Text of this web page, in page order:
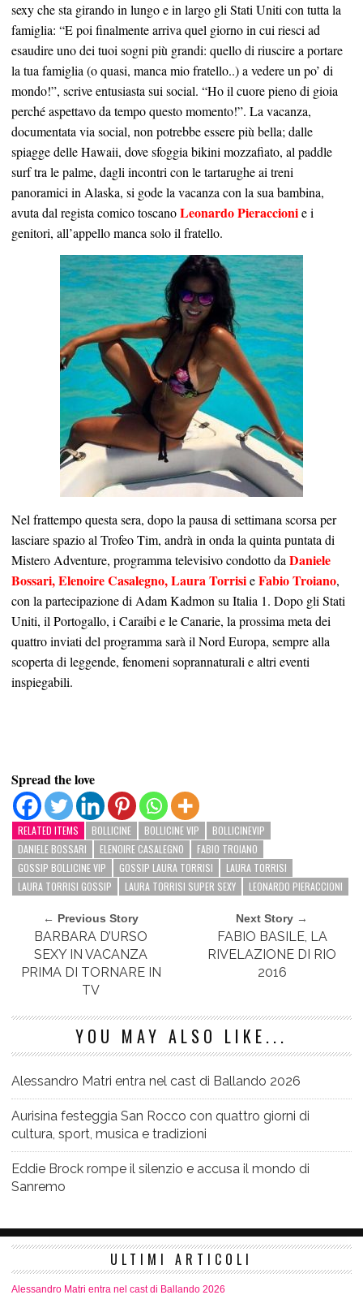
sexy che sta girando in lungo e in largo gli Stati Uniti con tutta la
famiglia: “E poi finalmente arriva quel giorno in cui riesci ad
esaudire uno dei tuoi sogni più grandi: quello di riuscire a portare
la tua famiglia (o quasi, manca mio fratello..) a vedere un po’ di
mondo!”, scrive entusiasta sui social. “Ho il cuore pieno di gioia
perché aspettavo da tempo questo momento!”. La vacanza,
documentata via social, non potrebbe essere più bella; dalle
spiagge delle Hawaii, dove sfoggia bikini mozzafiato, al paddle
surf tra le palme, dagli incontri con le tartarughe ai treni
panoramici in Alaska, si gode la vacanza con la sua bambina,
avuta dal regista comico toscanoLeonardo Pieraccionie i
genitori, all’appello manca solo il fratello.
Nel frattempo questa sera, dopo la pausa di settimana scorsa per
lasciare spazio al Trofeo Tim, andrà in onda la quinta puntata di
Mistero Adventure, programma televisivo condotto daDaniele
Bossari, Elenoire Casalegno, Laura TorrisieFabio Troiano,
con la partecipazione di Adam Kadmon su Italia 1. Dopo gli Stati
Uniti, il Portogallo, i Caraibi e le Canarie, la prossima meta dei
quattro inviati del programma sarà il Nord Europa, sempre alla
scoperta di leggende, fenomeni soprannaturali e altri eventi
inspiegabili.
Spread the love
RELATED ITEMS BOLLICINE BOLLICINE VIP
BOLLICINEVIP
DANIELE BOSSARI
ELENOIRE CASALEGNO
FABIO TROIANO
GOSSIP BOLLICINE VIP
GOSSIP LAURA TORRISI
LAURA TORRISI
LAURA TORRISI GOSSIP
LAURA TORRISI SUPER SEXY LEONARDO PIERACCIONI
← Previous Story
BARBARA D’URSO
SEXY IN VACANZA
PRIMA DI TORNARE IN
Next Story →
FABIO BASILE, LA
RIVELAZIONE DI RIO
YOU MAY ALSO LIKE...
Alessandro Matri entra nel cast di Ballando 2026
Aurisina festeggia San Rocco con quattro giorni di
cultura, sport, musica e tradizioni
Eddie Brock rompe il silenzio e accusa il mondo di
Sanremo
ULTIMI ARTICOLI
Alessandro Matri entra nel cast di Ballando 2026